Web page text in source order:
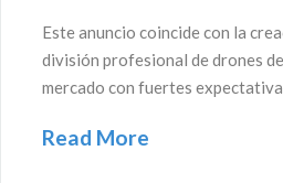
Este anuncio coincide con la
división profesional de drones
mercado con fuertes
Read More